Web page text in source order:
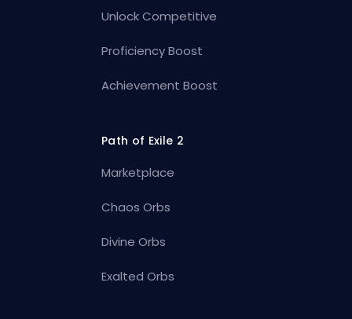
Unlock Competitive
Proficiency Boost
Achievement Boost
Path of Exile 2
Marketplace
Chaos Orbs
Divine Orbs
Exalted Orbs